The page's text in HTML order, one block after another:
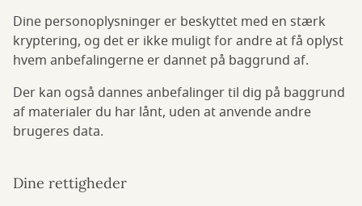
Dine personoplysninger er beskyttet med en stærk
kryptering, og det er ikke muligt for andre at få oplyst
hvem anbefalingerne er dannet på baggrund af.
Der kan også dannes anbefalinger til dig på baggrund
af materialer du har lånt, uden at anvende andre
brugeres data.
Dine rettigheder